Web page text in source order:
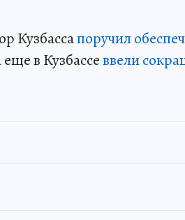
Кузбассапоручил
в Кузбассеввели